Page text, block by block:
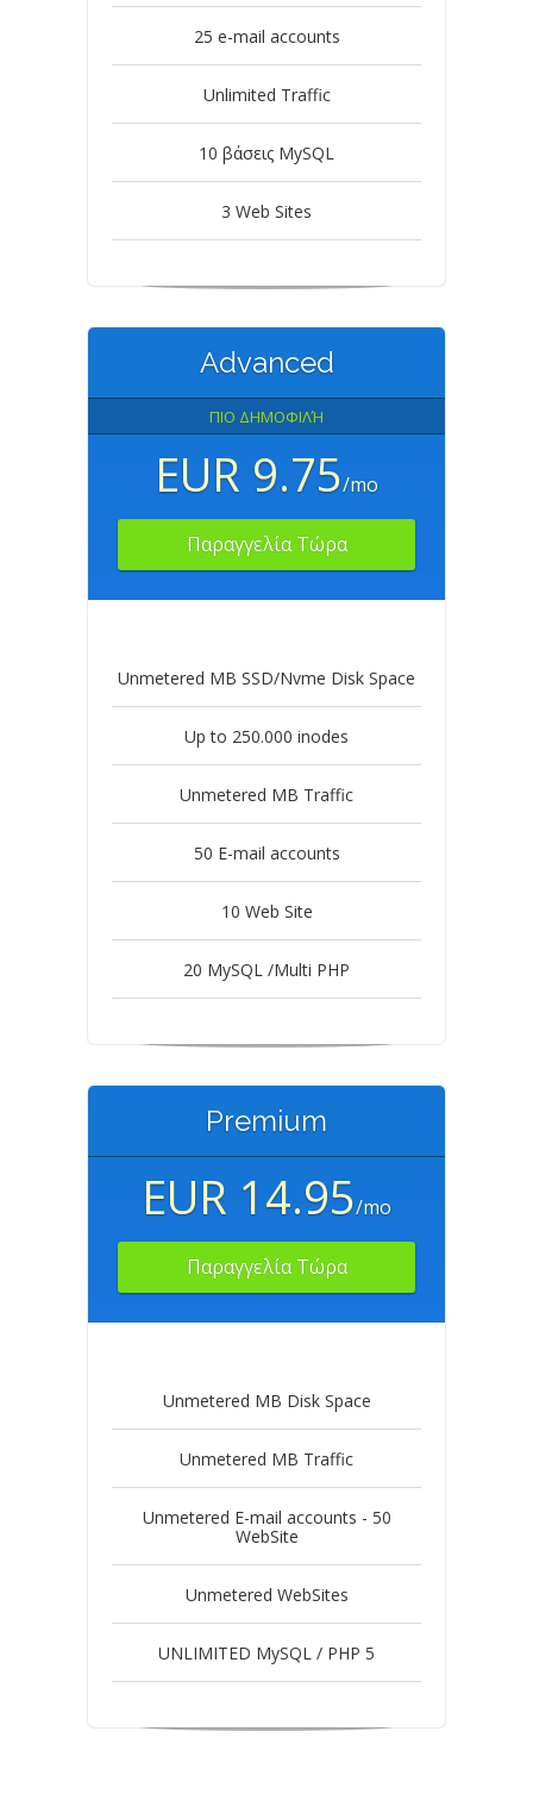
25 e-mail accounts
Unlimited Traffic
10 βάσεις MySQL
3 Web Sites
Advanced
ΠΙΟ ΔΗΜΟΦΙΛΉ
EUR 9.75/mo
Παραγγελία Τώρα
Unmetered MB SSD/Nvme Disk Space
Up to 250.000 inodes
Unmetered MB Traffic
50 E-mail accounts
10 Web Site
20 MySQL /Multi PHP
Premium
EUR 14.95/mo
Παραγγελία Τώρα
Unmetered MB Disk Space
Unmetered MB Traffic
Unmetered E-mail accounts - 50
WebSite
Unmetered WebSites
UNLIMITED MySQL / PHP 5